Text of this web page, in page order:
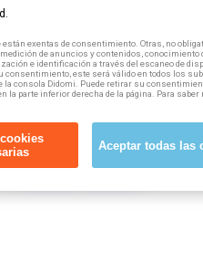
haciendo click aquí.
exentas de consentimiento. Otras, no
de anuncios y contenidos, conocimiento
e identificación a través del escaneo de
este será válido en todos los
la consola Didomi. Puede retirar su
parte inferior derecha de la página. Para
Aceptar todas las